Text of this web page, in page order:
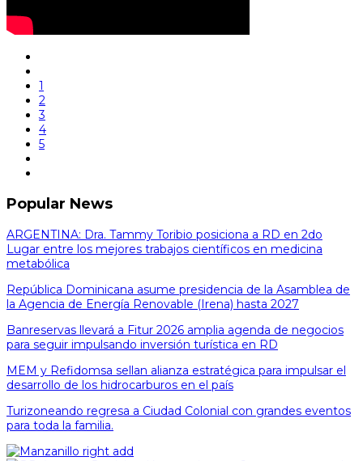
1
2
3
4
5
Popular News
ARGENTINA: Dra. Tammy Toribio posiciona a RD en 2do
Lugar entre los mejores trabajos científicos en medicina
metabólica
República Dominicana asume presidencia de la Asamblea de
la Agencia de Energía Renovable (Irena) hasta 2027
Banreservas llevará a Fitur 2026 amplia agenda de negocios
para seguir impulsando inversión turística en RD
MEM y Refidomsa sellan alianza estratégica para impulsar el
desarrollo de los hidrocarburos en el país
Turizoneando regresa a Ciudad Colonial con grandes eventos
para toda la familia.